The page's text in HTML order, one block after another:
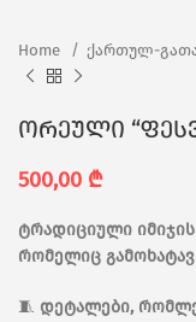
Home ქართულ-
ორეული
500,00 ₾
ტრადიციული
რომელიც
🧵 დეტალები,